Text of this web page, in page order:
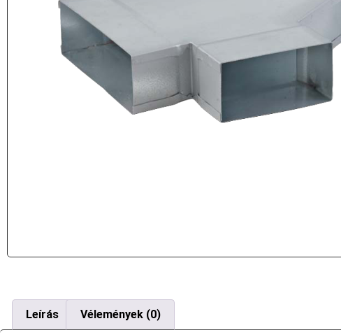
Leírás Vélemények (0)